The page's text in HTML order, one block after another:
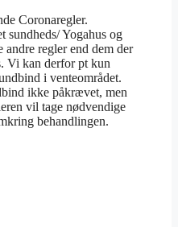
Coronaregler.
sundheds/ Yogahus og
andre regler end dem der
Vi kan derfor pt kun
i venteområdet.
ikke påkrævet, men
vil tage nødvendige
behandlingen.